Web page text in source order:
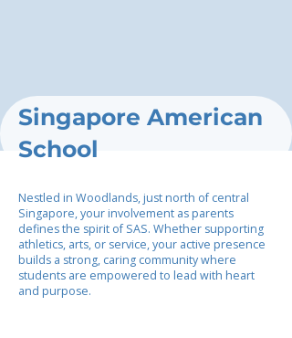
Singapore American
School
Nestled in Woodlands, just north of central
Singapore, your involvement as parents
defines the spirit of SAS. Whether supporting
athletics, arts, or service, your active presence
builds a strong, caring community where
students are empowered to lead with heart
and purpose.